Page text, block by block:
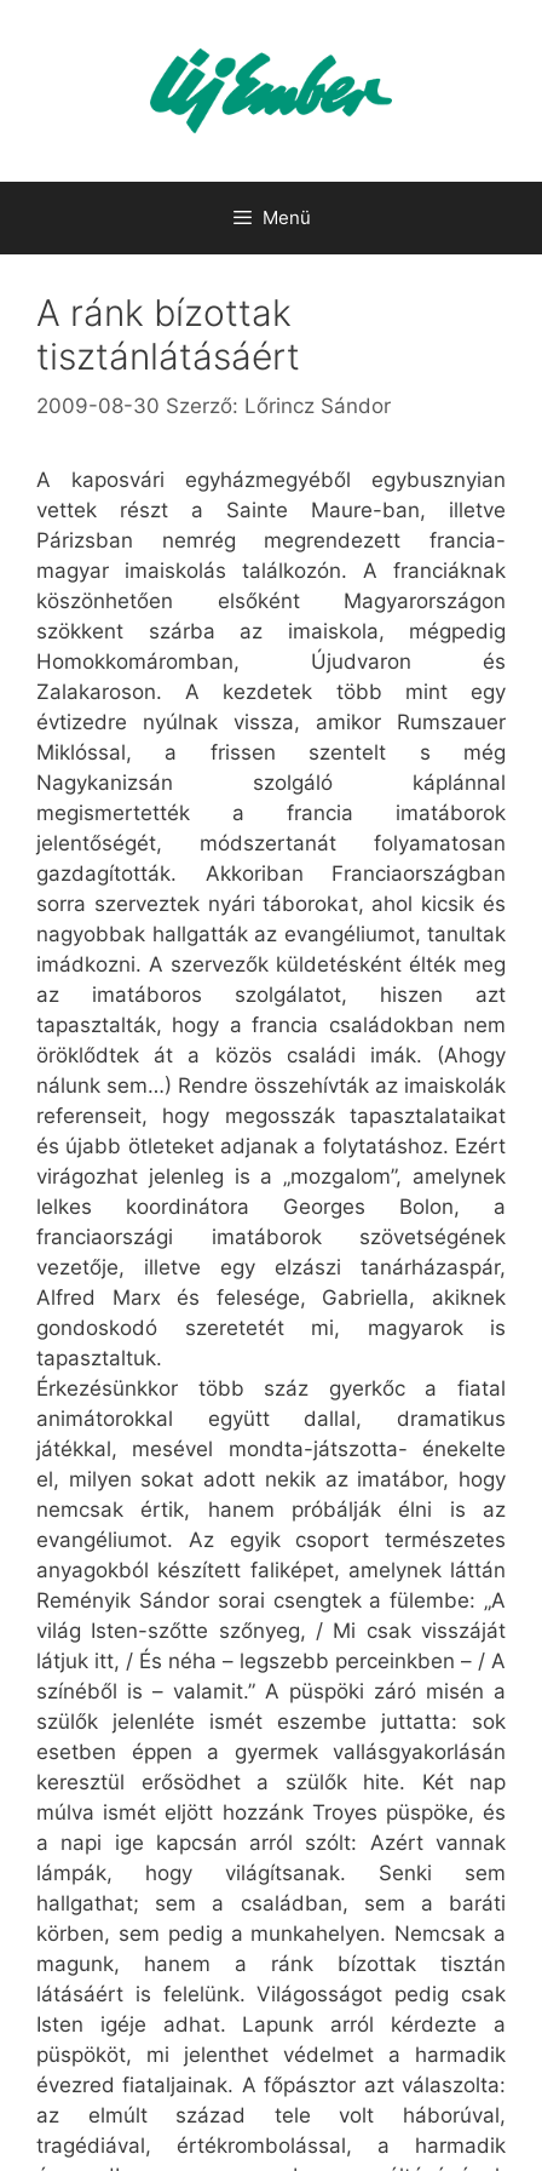
Menü
A ránk bízottak
tisztánlátásáért
2009-08-30 Szerző: Lőrincz Sándor
A kaposvári egyházmegyéből egybusznyian
vettek részt a Sainte Maure-ban, illetve
Párizsban nemrég megrendezett francia-
magyar imaiskolás találkozón. A franciáknak
köszönhetően elsőként Magyarországon
szökkent szárba az imaiskola, mégpedig
Homokkomáromban, Újudvaron és
Zalakaroson. A kezdetek több mint egy
évtizedre nyúlnak vissza, amikor Rumszauer
Miklóssal, a frissen szentelt s még
Nagykanizsán szolgáló káplánnal
megismertették a francia imatáborok
jelentőségét, módszertanát folyamatosan
gazdagították. Akkoriban Franciaországban
sorra szerveztek nyári táborokat, ahol kicsik és
nagyobbak hallgatták az evangéliumot, tanultak
imádkozni. A szervezők küldetésként élték meg
az imatáboros szolgálatot, hiszen azt
tapasztalták, hogy a francia családokban nem
öröklődtek át a közös családi imák. (Ahogy
nálunk sem…) Rendre összehívták az imaiskolák
referenseit, hogy megosszák tapasztalataikat
és újabb ötleteket adjanak a folytatáshoz. Ezért
virágozhat jelenleg is a „mozgalom”, amelynek
lelkes koordinátora Georges Bolon, a
franciaországi imatáborok szövetségének
vezetője, illetve egy elzászi tanárházaspár,
Alfred Marx és felesége, Gabriella, akiknek
gondoskodó szeretetét mi, magyarok is
tapasztaltuk.
Érkezésünkkor több száz gyerkőc a fiatal
animátorokkal együtt dallal, dramatikus
játékkal, mesével mondta-játszotta- énekelte
el, milyen sokat adott nekik az imatábor, hogy
nemcsak értik, hanem próbálják élni is az
evangéliumot. Az egyik csoport természetes
anyagokból készített faliképet, amelynek láttán
Reményik Sándor sorai csengtek a fülembe: „A
világ Isten-szőtte szőnyeg, / Mi csak visszáját
látjuk itt, / És néha – legszebb perceinkben – / A
színéből is – valamit.” A püspöki záró misén a
szülők jelenléte ismét eszembe juttatta: sok
esetben éppen a gyermek vallásgyakorlásán
keresztül erősödhet a szülők hite. Két nap
múlva ismét eljött hozzánk Troyes püspöke, és
a napi ige kapcsán arról szólt: Azért vannak
lámpák, hogy világítsanak. Senki sem
hallgathat; sem a családban, sem a baráti
körben, sem pedig a munkahelyen. Nemcsak a
magunk, hanem a ránk bízottak tisztán
látásáért is felelünk. Világosságot pedig csak
Isten igéje adhat. Lapunk arról kérdezte a
püspököt, mi jelenthet védelmet a harmadik
évezred fiataljainak. A főpásztor azt válaszolta:
az elmúlt század tele volt háborúval,
tragédiával, értékrombolással, a harmadik